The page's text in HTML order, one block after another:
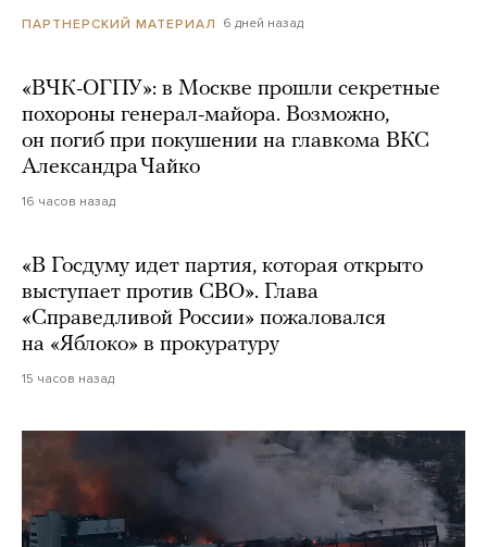
ПАРТНЕРСКИЙ МАТЕРИАЛ 6 дней назад
«ВЧК-ОГПУ»: в Москве прошли секретные
похороны генерал-майора. Возможно,
он погиб при покушении на главкома ВКС
Александра Чайко
16 часов назад
«В Госдуму идет партия, которая открыто
выступает против СВО». Глава
«Справедливой России» пожаловался
на «Яблоко» в прокуратуру
15 часов назад